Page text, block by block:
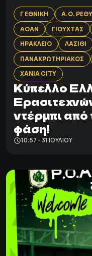
Γ ΕΘΝΙΚΗ Α.Ο.
ΑΟΑΝ
ΓΙΟΥΧΤΑΣ
ΗΡΑΚΛΕΙΟ
ΛΑΣΙΘΙ
ΠΑΝΑΚΡΩΤΗΡΙΑΚΟΣ
ΧΑΝΙΑ CITY
Κύπελλο
ντέρμπι από
φάση!
10:57 - 31 ΙΟΥΛΊΟΥ